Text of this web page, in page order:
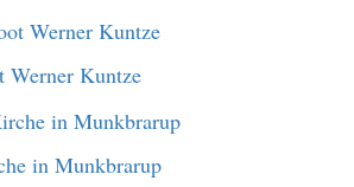
Werner Kuntze
in Munkbrarup